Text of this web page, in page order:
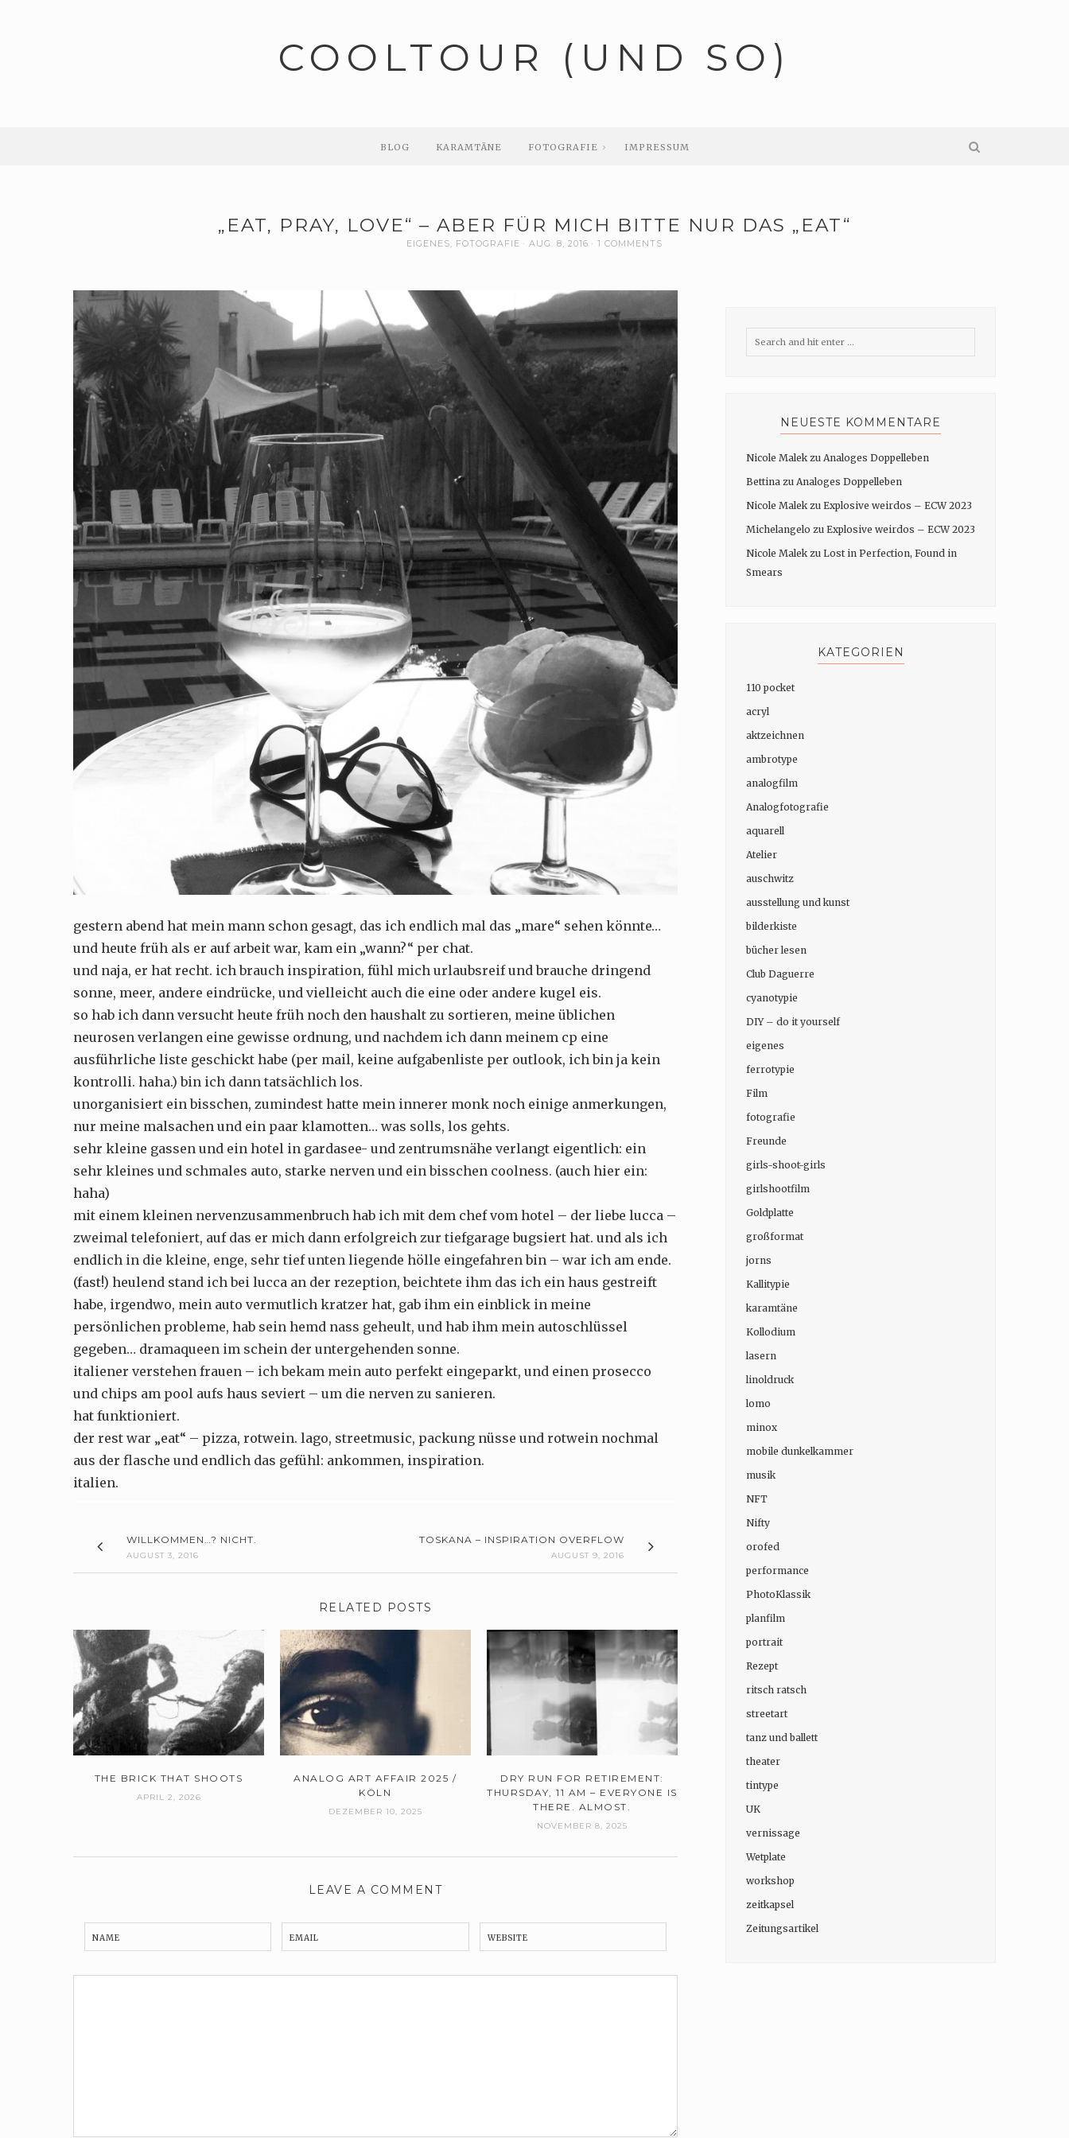
COOLTOUR (UND SO)
BLOG KARAMTÄNE FOTOGRAFIE IMPRESSUM
„EAT, PRAY, LOVE“ – ABER FÜR MICH BITTE NUR DAS „EAT“
EIGENES, FOTOGRAFIE AUG. 8, 2016 1 COMMENTS
gestern abend hat mein mann schon gesagt, das ich endlich mal das „mare“ sehen könnte…
und heute früh als er auf arbeit war, kam ein „wann?“ per chat.
und naja, er hat recht. ich brauch inspiration, fühl mich urlaubsreif und brauche dringend
sonne, meer, andere eindrücke, und vielleicht auch die eine oder andere kugel eis.
so hab ich dann versucht heute früh noch den haushalt zu sortieren, meine üblichen
neurosen verlangen eine gewisse ordnung, und nachdem ich dann meinem cp eine
ausführliche liste geschickt habe (per mail, keine aufgabenliste per outlook, ich bin ja kein
kontrolli. haha.) bin ich dann tatsächlich los.
unorganisiert ein bisschen, zumindest hatte mein innerer monk noch einige anmerkungen,
nur meine malsachen und ein paar klamotten… was solls, los gehts.
sehr kleine gassen und ein hotel in gardasee- und zentrumsnähe verlangt eigentlich: ein
sehr kleines und schmales auto, starke nerven und ein bisschen coolness. (auch hier ein:
haha)
mit einem kleinen nervenzusammenbruch hab ich mit dem chef vom hotel – der liebe lucca –
zweimal telefoniert, auf das er mich dann erfolgreich zur tiefgarage bugsiert hat. und als ich
endlich in die kleine, enge, sehr tief unten liegende hölle eingefahren bin – war ich am ende.
(fast!) heulend stand ich bei lucca an der rezeption, beichtete ihm das ich ein haus gestreift
habe, irgendwo, mein auto vermutlich kratzer hat, gab ihm ein einblick in meine
persönlichen probleme, hab sein hemd nass geheult, und hab ihm mein autoschlüssel
gegeben… dramaqueen im schein der untergehenden sonne.
italiener verstehen frauen – ich bekam mein auto perfekt eingeparkt, und einen prosecco
und chips am pool aufs haus seviert – um die nerven zu sanieren.
hat funktioniert.
der rest war „eat“ – pizza, rotwein. lago, streetmusic, packung nüsse und rotwein nochmal
aus der flasche und endlich das gefühl: ankommen, inspiration.
italien.
WILLKOMMEN…? NICHT.
AUGUST 3, 2016
TOSKANA – INSPIRATION OVERFLOW
AUGUST 9, 2016
RELATED POSTS
THE BRICK THAT SHOOTS
APRIL 2, 2026
ANALOG ART AFFAIR 2025 /
KÖLN
DEZEMBER 10, 2025
DRY RUN FOR RETIREMENT:
THURSDAY, 11 AM – EVERYONE IS
THERE. ALMOST.
NOVEMBER 8, 2025
LEAVE A COMMENT
NAME EMAIL WEBSITE
NEUESTE KOMMENTARE
Nicole Malek zu Analoges Doppelleben
Bettina zu Analoges Doppelleben
Nicole Malek zu Explosive weirdos – ECW 2023
Michelangelo zu Explosive weirdos – ECW 2023
Nicole Malek zu Lost in Perfection, Found in
Smears
KATEGORIEN
110 pocket
acryl
aktzeichnen
ambrotype
analogfilm
Analogfotografie
aquarell
Atelier
auschwitz
ausstellung und kunst
bilderkiste
bücher lesen
Club Daguerre
cyanotypie
DIY – do it yourself
eigenes
ferrotypie
Film
fotografie
Freunde
girls-shoot-girls
girlshootfilm
Goldplatte
großformat
jorns
Kallitypie
karamtäne
Kollodium
lasern
linoldruck
lomo
minox
mobile dunkelkammer
musik
NFT
Nifty
orofed
performance
PhotoKlassik
planfilm
portrait
Rezept
ritsch ratsch
streetart
tanz und ballett
theater
tintype
UK
vernissage
Wetplate
workshop
zeitkapsel
Zeitungsartikel